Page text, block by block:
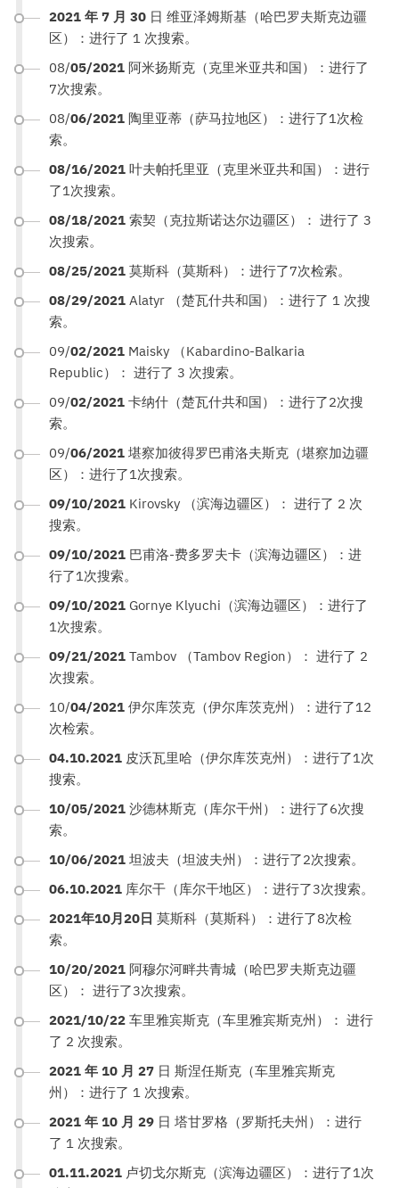
2021 年 7 月 30 日 维亚泽姆斯基（哈巴罗夫斯克边疆
区）：进行了 1 次搜索。
08/05/2021 阿米扬斯克（克里米亚共和国）：进行了
7次搜索。
08/06/2021 陶里亚蒂（萨马拉地区）：进行了1次检
索。
08/16/2021 叶夫帕托里亚（克里米亚共和国）：进行
了1次搜索。
08/18/2021 索契（克拉斯诺达尔边疆区）： 进行了 3
次搜索。
08/25/2021 莫斯科（莫斯科）：进行了7次检索。
08/29/2021 Alatyr （楚瓦什共和国）：进行了 1 次搜
索。
09/02/2021 Maisky （Kabardino-Balkaria
Republic）： 进行了 3 次搜索。
09/02/2021 卡纳什（楚瓦什共和国）：进行了2次搜
索。
09/06/2021 堪察加彼得罗巴甫洛夫斯克（堪察加边疆
区）：进行了1次搜索。
09/10/2021 Kirovsky （滨海边疆区）： 进行了 2 次
搜索。
09/10/2021 巴甫洛-费多罗夫卡（滨海边疆区）：进
行了1次搜索。
09/10/2021 Gornye Klyuchi（滨海边疆区）：进行了
1次搜索。
09/21/2021 Tambov （Tambov Region）： 进行了 2
次搜索。
10/04/2021 伊尔库茨克（伊尔库茨克州）：进行了12
次检索。
04.10.2021 皮沃瓦里哈（伊尔库茨克州）：进行了1次
搜索。
10/05/2021 沙德林斯克（库尔干州）：进行了6次搜
索。
10/06/2021 坦波夫（坦波夫州）：进行了2次搜索。
06.10.2021 库尔干（库尔干地区）：进行了3次搜索。
2021年10月20日 莫斯科（莫斯科）：进行了8次检
索。
10/20/2021 阿穆尔河畔共青城（哈巴罗夫斯克边疆
区）： 进行了3次搜索。
2021/10/22 车里雅宾斯克（车里雅宾斯克州）： 进行
了 2 次搜索。
2021 年 10 月 27 日 斯涅任斯克（车里雅宾斯克
州）：进行了 1 次搜索。
2021 年 10 月 29 日 塔甘罗格（罗斯托夫州）：进行
了 1 次搜索。
01.11.2021 卢切戈尔斯克（滨海边疆区）：进行了1次